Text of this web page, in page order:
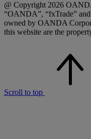
@ Copyright 2026
“OANDA”, “fxTrade”
owned by OANDA
this website are the
Scroll to top